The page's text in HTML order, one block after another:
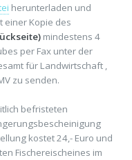
herunterladen und
einer Kopie des
mindestens 4
per Fax unter der
für Landwirtschaft ,
zu senden.
befristeten
kostet 24,- Euro und
Fischereischeines im